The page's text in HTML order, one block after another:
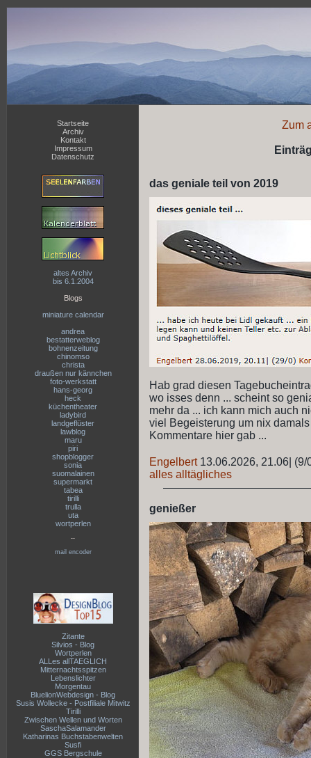
Startseite
Archiv
Kontakt
Impressum
Datenschutz
altes Archiv
bis 6.1.2004
Blogs
miniature calendar
andrea
bestatterweblog
bohnenzeitung
chinomso
christa
draußen nur kännchen
foto-werkstatt
hans-georg
heck
küchentheater
ladybird
landgeflüster
lawblog
maru
piri
shopblogger
sonia
suomalainen
supermarkt
tabea
tirilli
trulla
uta
wortperlen
--
mail encoder
Zitante
Silvios - Blog
Wortperlen
ALLes allTAEGLICH
Mitternachtsspitzen
Lebenslichter
Morgentau
BluelionWebdesign - Blog
Susis Wollecke - Postfiliale Mitwitz
Tirilli
Zwischen Wellen und Worten
SaschaSalamander
Katharinas Buchstabenwelten
Susfi
GGS Bergschule
Zum
das geniale teil von 2019
Hab grad diesen
wo isses denn ... scheint so
mehr da ... ich kann mich auch
viel Begeisterung um nix
Kommentare hier gab ...
Engelbert 13.06.2026, 21.06 (9/
alles alltägliches
genießer